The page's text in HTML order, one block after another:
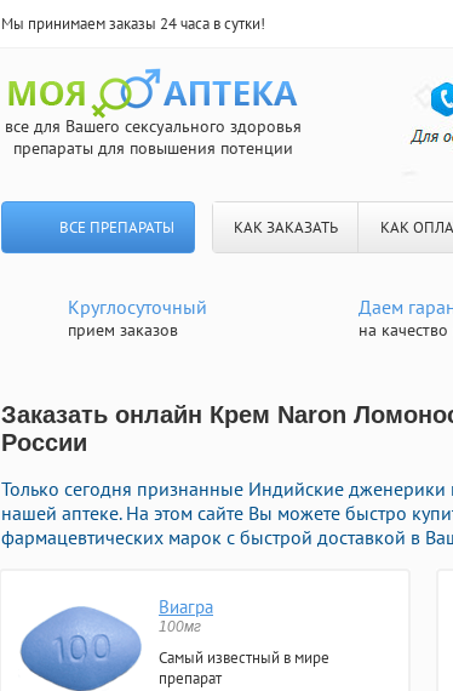
Мы принимаем заказы 24 часа в сутки!
все для Вашего сексуального здоровья
препараты для повышения потенции
ВСЕ ПРЕПАРАТЫ КАК ЗАКАЗАТЬ КАК
Круглосуточный
прием заказов
Даем
на
Заказать онлайн Крем Naron
России
Только сегодня признанные Индийские
нашей аптеке. На этом сайте Вы можете быстро
фармацевтических марок с быстрой доставкой в
Виагра
100мг
Самый известный в мире
препарат